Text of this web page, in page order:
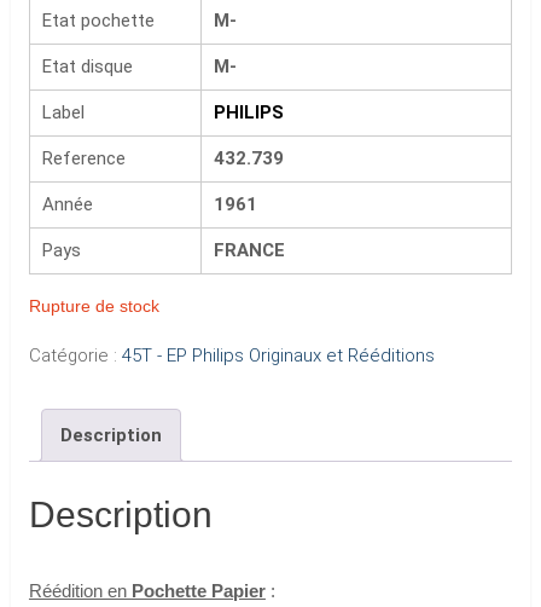
Etat pochette M-
Etat disque M-
Label PHILIPS
Reference 432.739
Année 1961
Pays FRANCE
Rupture de stock
Catégorie : 45T - EP Philips Originaux et Rééditions
Description
Description
Réédition en Pochette Papier: